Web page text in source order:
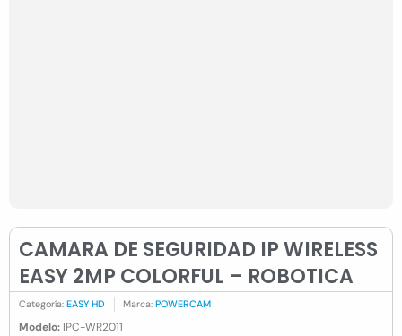
CAMARA DE SEGURIDAD IP WIRELESS
EASY 2MP COLORFUL – ROBOTICA
Categoría: EASY HD Marca: POWERCAM
Modelo: IPC-WR2011